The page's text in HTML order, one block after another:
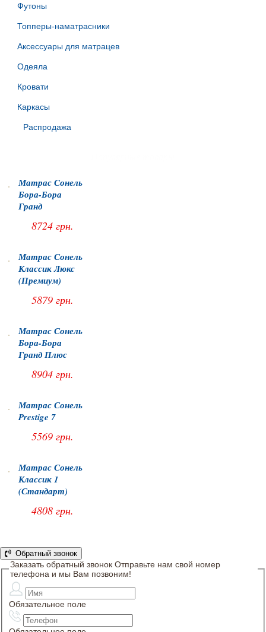
Футоны
Топперы-наматрасники
Аксессуары для матрацев
Одеяла
Кровати
Каркасы
Распродажа
Матрас Сонель
Бора-Бора
Гранд
8724 грн.
Матрас Сонель
Классик Люкс
(Премиум)
5879 грн.
Матрас Сонель
Бора-Бора
Гранд Плюс
8904 грн.
Матрас Сонель
Prestige 7
5569 грн.
Матрас Сонель
Классик 1
(Стандарт)
4808 грн.
Обратный звонок
Заказать обратный звонокОтправьте нам свой номер
телефона и мы Вам позвоним!
Обязательное поле